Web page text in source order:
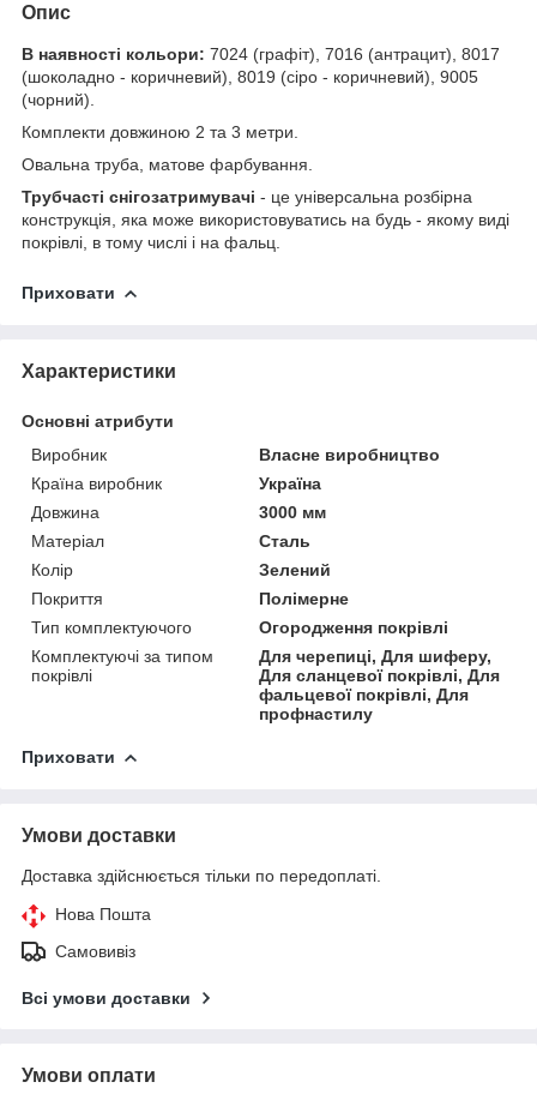
Опис
В наявності кольори: 7024 (графіт), 7016 (антрацит), 8017
(шоколадно - коричневий), 8019 (сіро - коричневий), 9005
(чорний).
Комплекти довжиною 2 та 3 метри.
Овальна труба, матове фарбування.
Трубчасті снігозатримувачі - це універсальна розбірна
конструкція, яка може використовуватись на будь - якому виді
покрівлі, в тому числі і на фальц.
Приховати
Характеристики
Основні атрибути
Виробник
Власне виробництво
Країна виробник
Україна
Довжина
3000 мм
Матеріал
Сталь
Колір
Зелений
Покриття
Полімерне
Тип комплектуючого
Огородження покрівлі
Комплектуючі за типом
покрівлі
Для черепиці, Для шиферу,
Для сланцевої покрівлі, Для
фальцевої покрівлі, Для
профнастилу
Приховати
Умови доставки
Доставка здійснюється тільки по передоплаті.
Нова Пошта
Самовивіз
Всі умови доставки
Умови оплати